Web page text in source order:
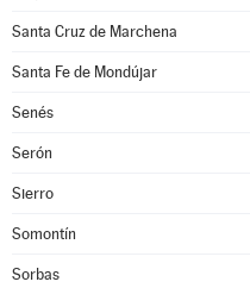
Santa Cruz de Marchena
Santa Fe de Mondújar
Senés
Serón
Sierro
Somontín
Sorbas